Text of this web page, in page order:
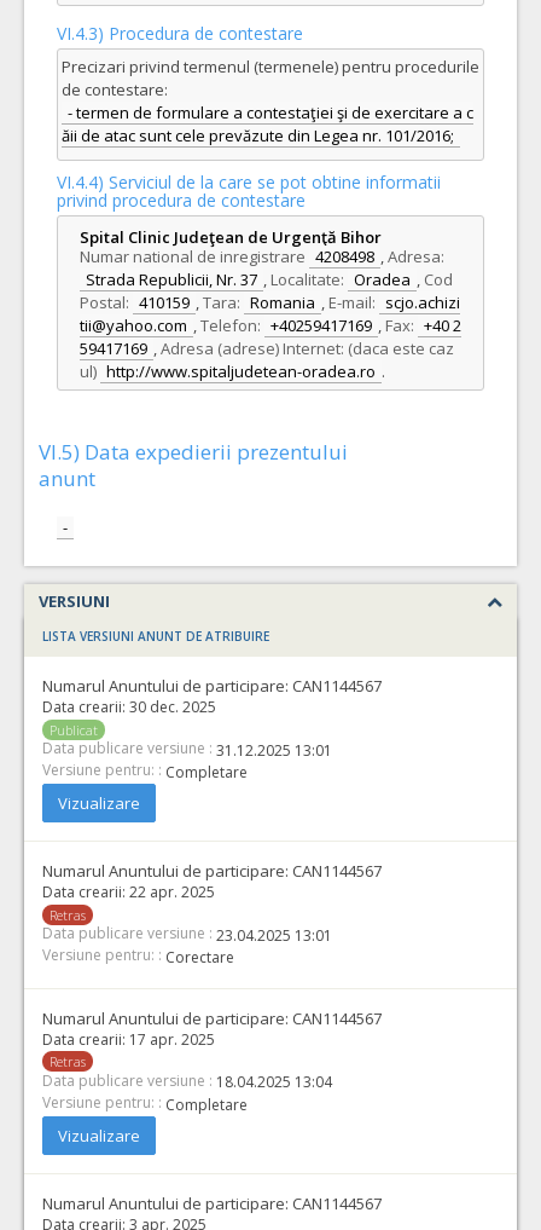
VI.4.3) Procedura de contestare
Precizari privind termenul (termenele) pentru procedurile
de contestare:
- termen de formulare a contestaţiei şi de exercitare a c
ăii de atac sunt cele prevăzute din Legea nr. 101/2016;
VI.4.4) Serviciul de la care se pot obtine informatii
privind procedura de contestare
Spital Clinic Judeţean de Urgenţă Bihor
Numar national de inregistrare 4208498 ,Adresa:
Strada Republicii, Nr. 37 , Localitate: Oradea , Cod
Postal: 410159 ,Tara: Romania , E-mail: scjo.achizi
tii@yahoo.com ,Telefon: +40259417169 , Fax: +40 2
59417169 ,Adresa (adrese) Internet: (daca este caz
ul) http://www.spitaljudetean-oradea.ro .
VI.5) Data expedierii prezentului
anunt
-
VERSIUNI
LISTA VERSIUNI ANUNT DE ATRIBUIRE
Numarul Anuntului de participare: CAN1144567
Data crearii: 30 dec. 2025
Publicat
Data publicare versiune : 31.12.2025 13:01
Versiune pentru: : Completare
Vizualizare
Numarul Anuntului de participare: CAN1144567
Data crearii: 22 apr. 2025
Retras
Data publicare versiune : 23.04.2025 13:01
Versiune pentru: : Corectare
Numarul Anuntului de participare: CAN1144567
Data crearii: 17 apr. 2025
Retras
Data publicare versiune : 18.04.2025 13:04
Versiune pentru: : Completare
Vizualizare
Numarul Anuntului de participare: CAN1144567
Data crearii: 3 apr. 2025